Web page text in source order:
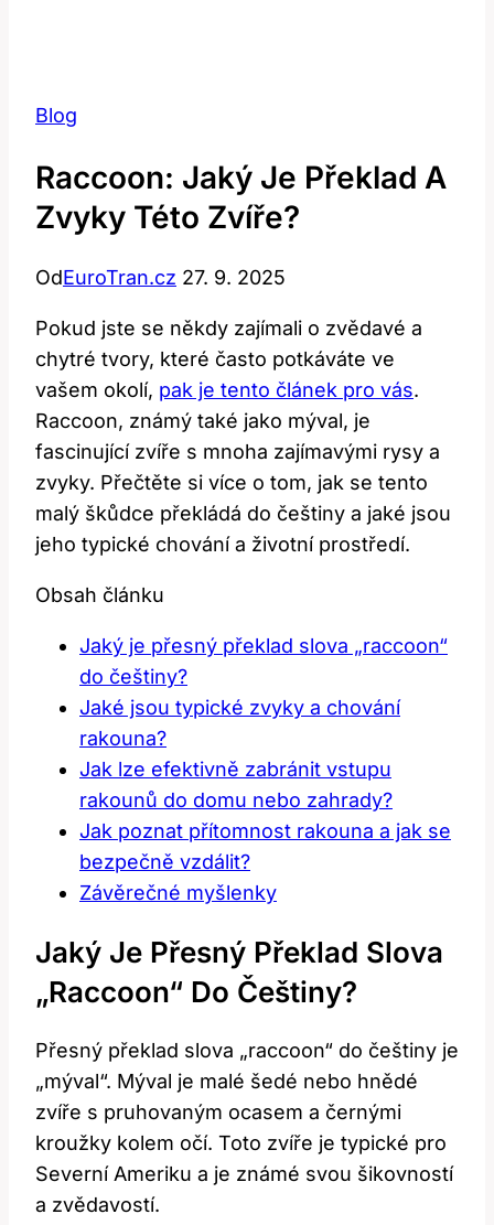
Blog
Raccoon: Jaký Je Překlad A
Zvyky Této Zvíře?
OdEuroTran.cz 27. 9. 2025
Pokud jste se někdy zajímali o zvědavé a
chytré tvory, které často potkáváte ve
vašem okolí, pak je tento článek pro vás.
Raccoon, známý také jako mýval, je
fascinující zvíře s mnoha zajímavými rysy a
zvyky. Přečtěte si více o tom, jak se tento
malý škůdce překládá do češtiny a jaké jsou
jeho typické chování a životní prostředí.
Obsah článku
Jaký je přesný překlad slova „raccoon“
do češtiny?
Jaké jsou typické zvyky a chování
rakouna?
Jak lze efektivně zabránit vstupu
rakounů do domu nebo zahrady?
Jak poznat přítomnost rakouna a jak se
bezpečně vzdálit?
Závěrečné myšlenky
Jaký Je Přesný Překlad Slova
„raccoon“ Do Češtiny?
Přesný překlad slova „raccoon“ do češtiny je
„mýval“. Mýval je malé šedé nebo hnědé
zvíře s pruhovaným ocasem a černými
kroužky kolem očí. Toto zvíře je typické pro
Severní Ameriku a je známé svou šikovností
a zvědavostí.